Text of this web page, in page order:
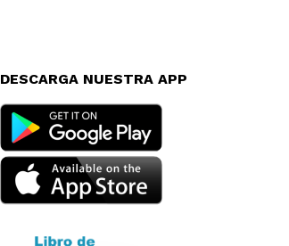
DESCARGA NUESTRA APP